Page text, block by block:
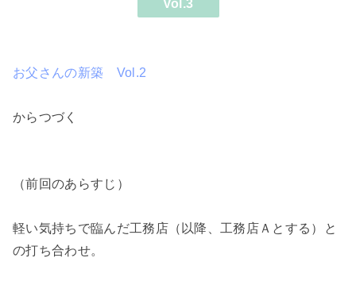
Vol.3
お父さんの新築 Vol.2
からつづく
（前回のあらすじ）
軽い気持ちで臨んだ工務店（以降、工務店Ａとする）と
の打ち合わせ。